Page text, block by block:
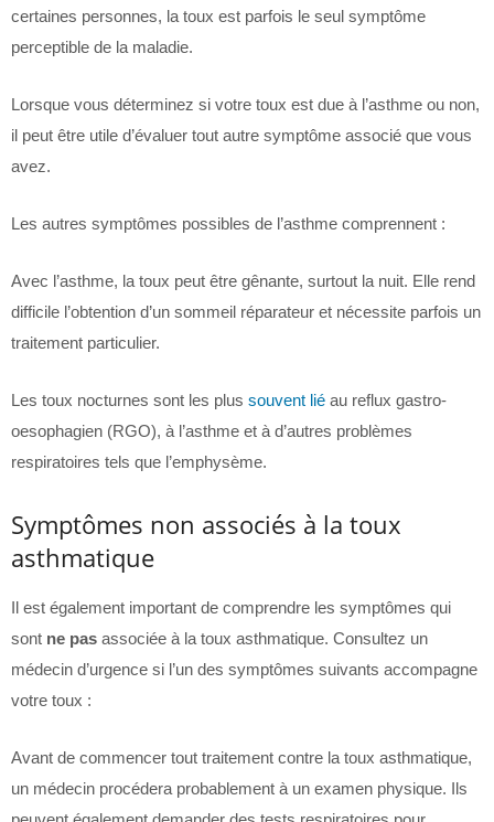
certaines personnes, la toux est parfois le seul symptôme
perceptible de la maladie.
Lorsque vous déterminez si votre toux est due à l’asthme ou non,
il peut être utile d’évaluer tout autre symptôme associé que vous
avez.
Les autres symptômes possibles de l’asthme comprennent :
Avec l’asthme, la toux peut être gênante, surtout la nuit. Elle rend
difficile l’obtention d’un sommeil réparateur et nécessite parfois un
traitement particulier.
Les toux nocturnes sont les plus souvent lié au reflux gastro-
oesophagien (RGO), à l’asthme et à d’autres problèmes
respiratoires tels que l’emphysème.
Symptômes non associés à la toux
asthmatique
Il est également important de comprendre les symptômes qui
sont ne pas associée à la toux asthmatique. Consultez un
médecin d’urgence si l’un des symptômes suivants accompagne
votre toux :
Avant de commencer tout traitement contre la toux asthmatique,
un médecin procédera probablement à un examen physique. Ils